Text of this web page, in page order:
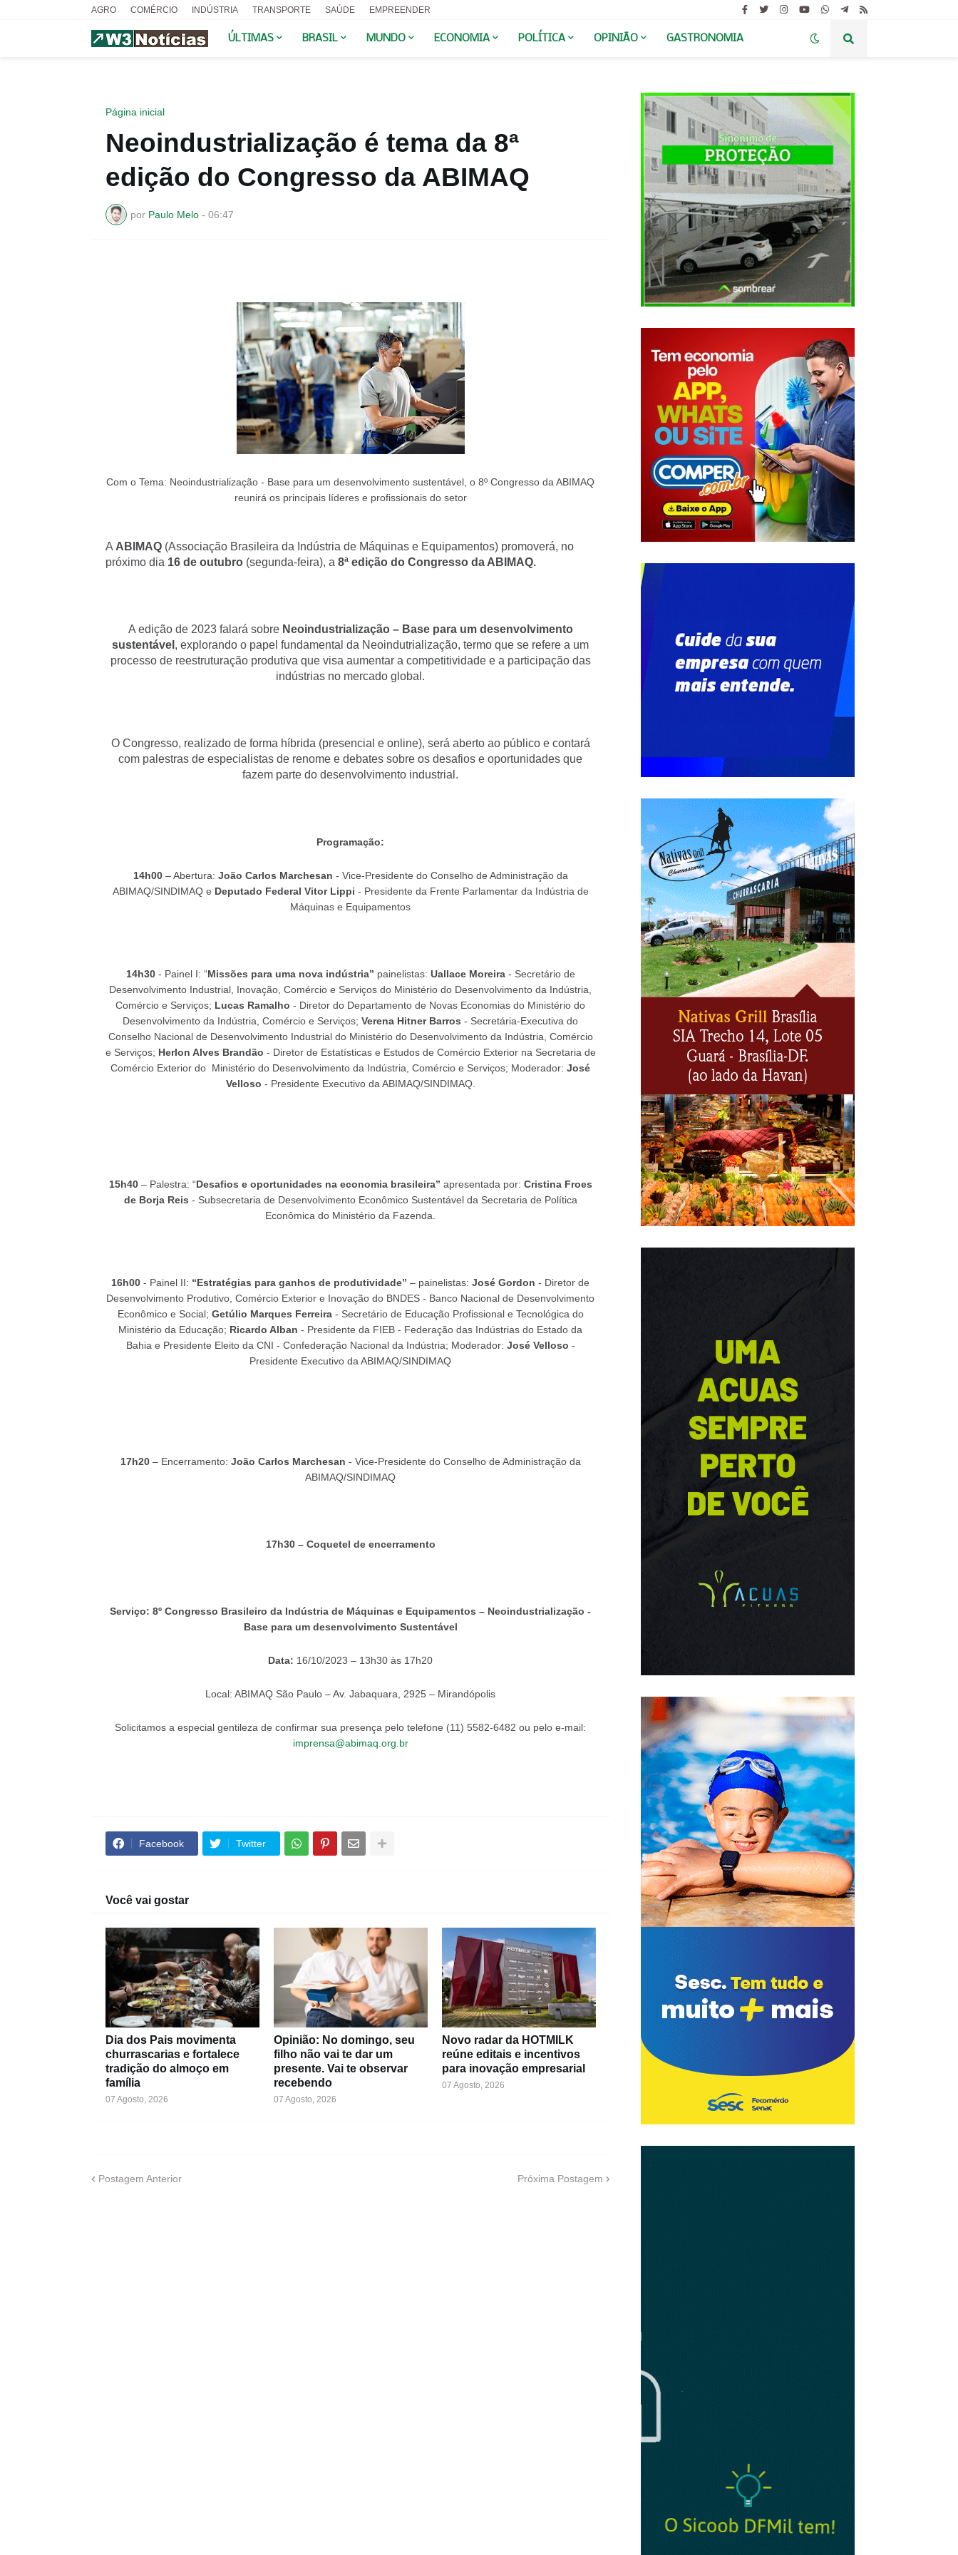
AGRO COMÉRCIO INDÚSTRIA TRANSPORTE SAÚDE EMPREENDER
ÚLTIMAS BRASIL MUNDO ECONOMIA POLÍTICA OPINIÃO GASTRONOMIA
Página inicial
Neoindustrialização é tema da 8ª
edição do Congresso da ABIMAQ
por Paulo Melo - 06:47
Com o Tema: Neoindustrialização - Base para um desenvolvimento sustentável, o 8º Congresso da ABIMAQ
reunirá os principais líderes e profissionais do setor
A ABIMAQ(Associação Brasileira da Indústria de Máquinas e Equipamentos) promoverá, no
próximo dia 16 de outubro(segunda-feira), a 8ª edição do Congresso da ABIMAQ.
A edição de 2023 falará sobre Neoindustrialização – Base para um desenvolvimento
sustentável , explorando o papel fundamental da Neoindutrialização, termo que se refere a um
processo de reestruturação produtiva que visa aumentar a competitividade e a participação das
indústrias no mercado global.
O Congresso, realizado de forma híbrida (presencial e online), será aberto ao público e contará
com palestras de especialistas de renome e debates sobre os desafios e oportunidades que
fazem parte do desenvolvimento industrial.
Programação:
14h00– Abertura: João Carlos Marchesan - Vice-Presidente do Conselho de Administração da
ABIMAQ/SINDIMAQ e Deputado Federal Vitor Lippi - Presidente da Frente Parlamentar da Indústria de
Máquinas e Equipamentos
14h30- Painel I: “Missões para uma nova indústria” painelistas: Uallace Moreira- Secretário de
Desenvolvimento Industrial, Inovação, Comércio e Serviços do Ministério do Desenvolvimento da Indústria,
Comércio e Serviços; Lucas Ramalho - Diretor do Departamento de Novas Economias do Ministério do
Desenvolvimento da Indústria, Comércio e Serviços; Verena Hitner Barros - Secretária-Executiva do
Conselho Nacional de Desenvolvimento Industrial do Ministério do Desenvolvimento da Indústria, Comércio
e Serviços; Herlon Alves Brandão - Diretor de Estatísticas e Estudos de Comércio Exterior na Secretaria de
Comércio Exterior do Ministério do Desenvolvimento da Indústria, Comércio e Serviços; Moderador: José
Velloso - Presidente Executivo da ABIMAQ/SINDIMAQ.
15h40– Palestra: “Desafios e oportunidades na economia brasileira” apresentada por: Cristina Froes
de Borja Reis - Subsecretaria de Desenvolvimento Econômico Sustentável da Secretaria de Política
Econômica do Ministério da Fazenda.
16h00 - Painel II: “Estratégias para ganhos de produtividade” – painelistas: José Gordon - Diretor de
Desenvolvimento Produtivo, Comércio Exterior e Inovação do BNDES - Banco Nacional de Desenvolvimento
Econômico e Social; Getúlio Marques Ferreira- Secretário de Educação Profissional e Tecnológica do
Ministério da Educação; Ricardo Alban - Presidente da FIEB - Federação das Indústrias do Estado da
Bahia e Presidente Eleito da CNI - Confederação Nacional da Indústria; Moderador: José Velloso -
Presidente Executivo da ABIMAQ/SINDIMAQ
17h20– Encerramento: João Carlos Marchesan - Vice-Presidente do Conselho de Administração da
ABIMAQ/SINDIMAQ
17h30 – Coquetel de encerramento
Serviço: 8º Congresso Brasileiro da Indústria de Máquinas e Equipamentos – Neoindustrialização -
Base para um desenvolvimento Sustentável
Data: 16/10/2023 – 13h30 às 17h20
Local: ABIMAQ São Paulo – Av. Jabaquara, 2925 – Mirandópolis
Solicitamos a especial gentileza de confirmar sua presença pelo telefone (11) 5582-6482 ou pelo e-mail:
imprensa@abimaq.org.br
Facebook Twitter
Você vai gostar
Dia dos Pais movimenta
churrascarias e fortalece
tradição do almoço em
família
07 Agosto, 2026
Opinião: No domingo, seu
filho não vai te dar um
presente. Vai te observar
recebendo
07 Agosto, 2026
Novo radar da HOTMILK
reúne editais e incentivos
para inovação empresarial
07 Agosto, 2026
Postagem Anterior Próxima Postagem